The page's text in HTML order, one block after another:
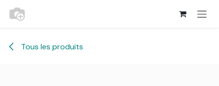
Se rendre au contenu
Tous les produits